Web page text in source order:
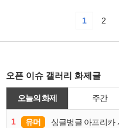
1 2
오픈 이슈 갤러리 화제글
오늘의 화제 주간
1 유머 싱글벙글 아프리카